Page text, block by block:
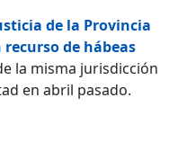
de la Provincia
de hábeas
la misma jurisdicción
en abril pasado.